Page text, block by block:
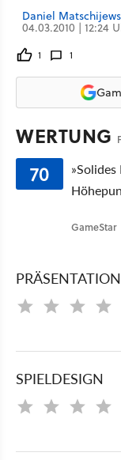
Daniel
04.03.2010 | 12:24
1 1
WERTUNG
70
GameStar
PRÄSENTATION
SPIELDESIGN